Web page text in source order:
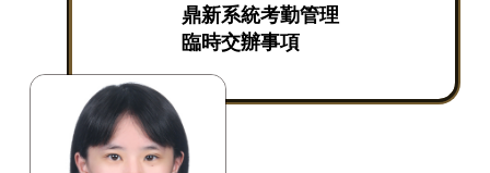
鼎新系統考勤管理
臨時交辦事項